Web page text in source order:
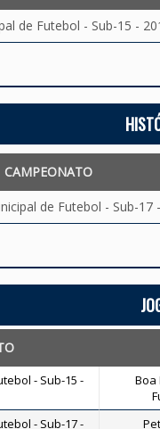
de Futebol - Sub-15 -
CAMPEONATO
de Futebol - Sub-17
- Sub-15 -
Boa
- Sub-17 -